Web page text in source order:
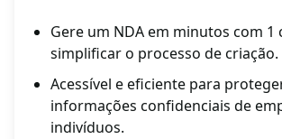
Gere um NDA em minutos com 1
simplificar o processo de criação.
Acessível e eficiente para
informações confidenciais de
indivíduos.